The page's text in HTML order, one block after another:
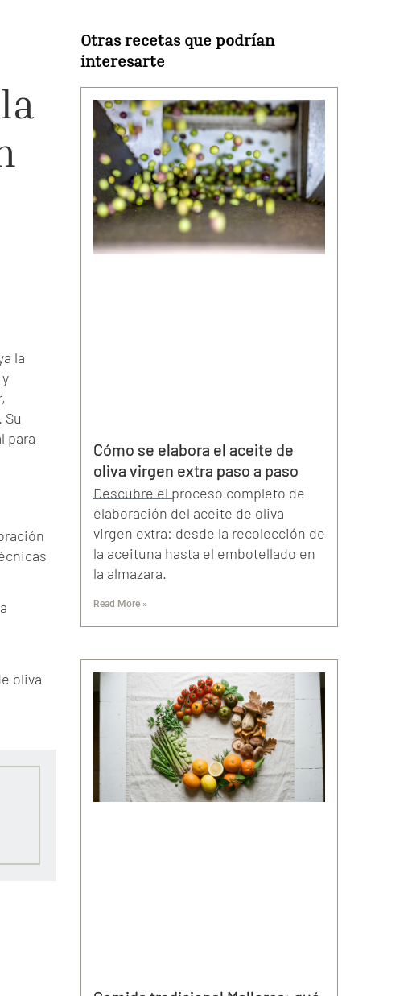
la
para
oliva
Otras recetas que podrían
interesarte
Cómo se elabora el aceite de
oliva virgen extra paso a paso
Descubre el proceso completo de
elaboración del aceite de oliva
virgen extra: desde la recolección de
la aceituna hasta el embotellado en
la almazara.
Read More »